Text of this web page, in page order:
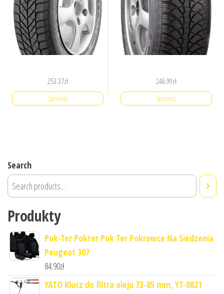
253.37zł
Sprawdź
246.99zł
Sprawdź
Search
Produkty
Pok-Ter Pokter Pok Ter Pokrowce Na Siedzenia
Peugeot 307
84.90zł
YATO Klucz do filtra oleju 73-85 mm, YT-0821